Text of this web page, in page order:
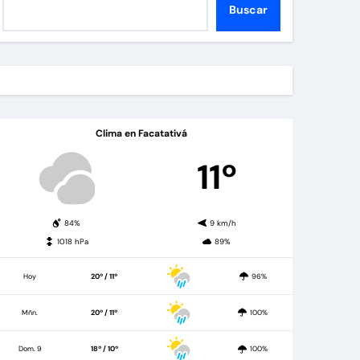
Buscar
Clima en Facatativá
11º
84%
9 km/h
1018 hPa
89%
Hoy 20º / 11º 96%
Mñn. 20º / 11º 100%
Dom. 9 18º / 10º 100%